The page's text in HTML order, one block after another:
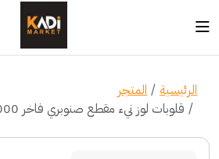
الرئيسية
المتجر
قلوبات لوز نيء مقطع صنوبري فاخر 1000غرام